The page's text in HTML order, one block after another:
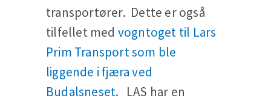
transportører. Dette er også
tilfellet med vogntoget til Lars
Prim Transport som ble
liggende i fjæra ved
Budalsneset. LAS har en